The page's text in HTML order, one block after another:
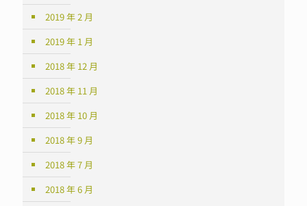
2019 年 2 月
2019 年 1 月
2018 年 12 月
2018 年 11 月
2018 年 10 月
2018 年 9 月
2018 年 7 月
2018 年 6 月